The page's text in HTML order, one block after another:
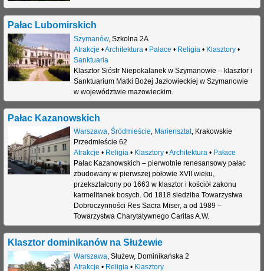
Pałac Lubomirskich
Szymanów, Szkolna 2A
Atrakcje •Architektura • Pałace • Religia • Klasztory•
Sanktuaria
Klasztor Sióstr Niepokalanek w Szymanowie – klasztor i
Sanktuarium Matki Bożej Jazłowieckiej w Szymanowie
w województwie mazowieckim.
Pałac Kazanowskich
Warszawa, Śródmieście, Mariensztat, Krakowskie
Przedmieście 62
Atrakcje • Religia• Klasztory•Architektura• Pałace
Pałac Kazanowskich – pierwotnie renesansowy pałac
zbudowany w pierwszej połowie XVII wieku,
przekształcony po 1663 w klasztor i kościół zakonu
karmelitanek bosych. Od 1818 siedziba Towarzystwa
Dobroczynności Res Sacra Miser, a od 1989 –
Towarzystwa Charytatywnego Caritas A.W.
Klasztor dominikanów na Służewie
Warszawa, Służew, Dominikańska 2
Atrakcje • Religia• Klasztory